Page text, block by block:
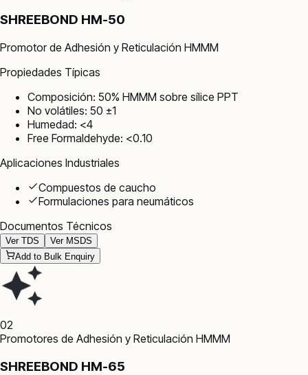
SHREEBOND HM-50
Promotor de Adhesión y Reticulación HMMM
Propiedades Típicas
Composición: 50% HMMM sobre sílice PPT
No volátiles: 50 ±1
Humedad: <4
Free Formaldehyde: <0.10
Aplicaciones Industriales
Compuestos de caucho
Formulaciones para neumáticos
Documentos Técnicos
Ver TDS
Ver MSDS
Add to Bulk Enquiry
02
Promotores de Adhesión y Reticulación HMMM
SHREEBOND HM-65